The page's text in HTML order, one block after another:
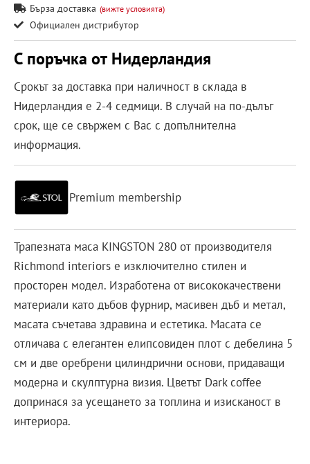
Бърза доставка (вижте условията)
Официален дистрибутор
С поръчка от Нидерландия
Срокът за доставка при наличност в склада в
Нидерландия е 2-4 седмици. В случай на по-дълъг
срок, ще се свържем с Вас с допълнителна
информация.
Premium membership
Трапезната маса KINGSTON 280 от производителя
Richmond interiors е изключително стилен и
просторен модел. Изработена от висококачествени
материали като дъбов фурнир, масивен дъб и метал,
масата съчетава здравина и естетика. Масата се
отличава с елегантен елипсовиден плот с дебелина 5
см и две оребрени цилиндрични основи, придаващи
модерна и скулптурна визия. Цветът Dark coffee
допринася за усещането за топлина и изисканост в
интериора.